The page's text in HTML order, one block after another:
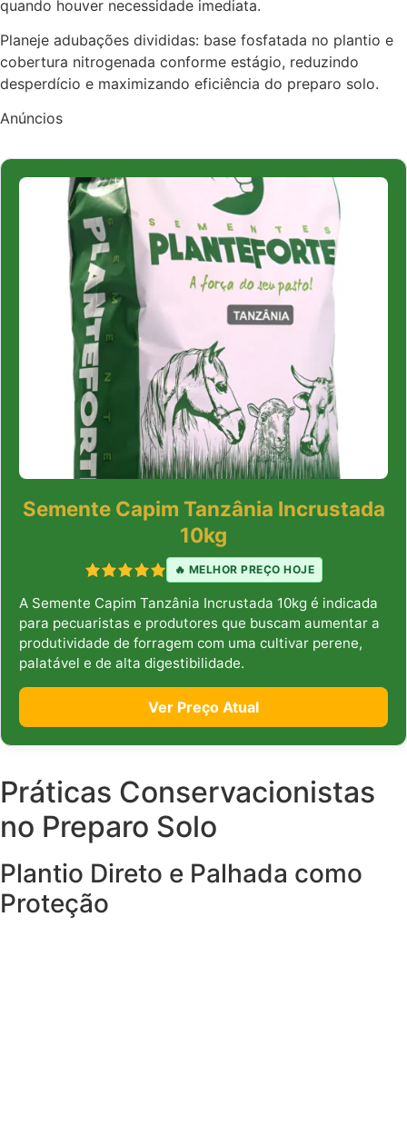
quando houver necessidade imediata.
Planeje adubações divididas: base fosfatada no plantio e
cobertura nitrogenada conforme estágio, reduzindo
desperdício e maximizando eficiência do preparo solo.
Anúncios
Semente Capim Tanzânia Incrustada
10kg
🔥 MELHOR PREÇO HOJE
A Semente Capim Tanzânia Incrustada 10kg é indicada
para pecuaristas e produtores que buscam aumentar a
produtividade de forragem com uma cultivar perene,
palatável e de alta digestibilidade.
Ver Preço Atual
Práticas Conservacionistas
no Preparo Solo
Plantio Direto e Palhada como
Proteção